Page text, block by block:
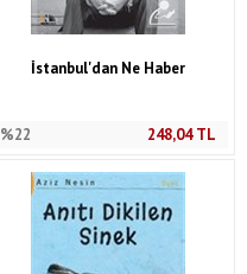
İstanbul'dan Ne Haber
%22 248,04TL